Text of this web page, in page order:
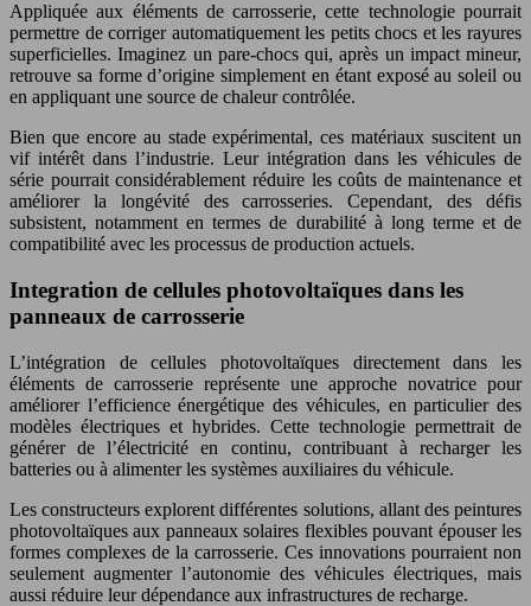
Appliquée aux éléments de carrosserie, cette technologie pourrait
permettre de corriger automatiquement les petits chocs et les rayures
superficielles. Imaginez un pare-chocs qui, après un impact mineur,
retrouve sa forme d’origine simplement en étant exposé au soleil ou
en appliquant une source de chaleur contrôlée.
Bien que encore au stade expérimental, ces matériaux suscitent un
vif intérêt dans l’industrie. Leur intégration dans les véhicules de
série pourrait considérablement réduire les coûts de maintenance et
améliorer la longévité des carrosseries. Cependant, des défis
subsistent, notamment en termes de durabilité à long terme et de
compatibilité avec les processus de production actuels.
Integration de cellules photovoltaïques dans les
panneaux de carrosserie
L’intégration de cellules photovoltaïques directement dans les
éléments de carrosserie représente une approche novatrice pour
améliorer l’efficience énergétique des véhicules, en particulier des
modèles électriques et hybrides. Cette technologie permettrait de
générer de l’électricité en continu, contribuant à recharger les
batteries ou à alimenter les systèmes auxiliaires du véhicule.
Les constructeurs explorent différentes solutions, allant des peintures
photovoltaïques aux panneaux solaires flexibles pouvant épouser les
formes complexes de la carrosserie. Ces innovations pourraient non
seulement augmenter l’autonomie des véhicules électriques, mais
aussi réduire leur dépendance aux infrastructures de recharge.